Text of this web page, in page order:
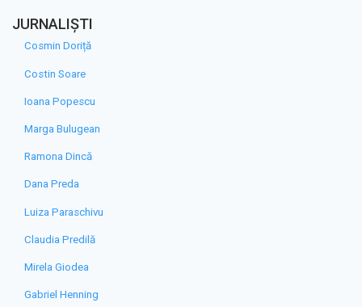
JURNALIȘTI
Cosmin Doriță
Costin Soare
Ioana Popescu
Marga Bulugean
Ramona Dincă
Dana Preda
Luiza Paraschivu
Claudia Predilă
Mirela Giodea
Gabriel Henning